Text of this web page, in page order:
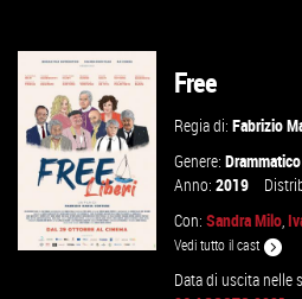
VAI ALLA SCHEDA Free
Regia di:Fabrizio
Genere:Drammatico
Anno:2019
Con:Sandra Milo,
Vedi tutto il cast
Data di uscita nelle